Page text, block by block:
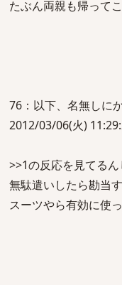
たぶん両親も帰って
76：以下、名無しに
2012/03/06(火)
>>1の反応を見てる
無駄遣いしたら勘当
スーツやら有効に使